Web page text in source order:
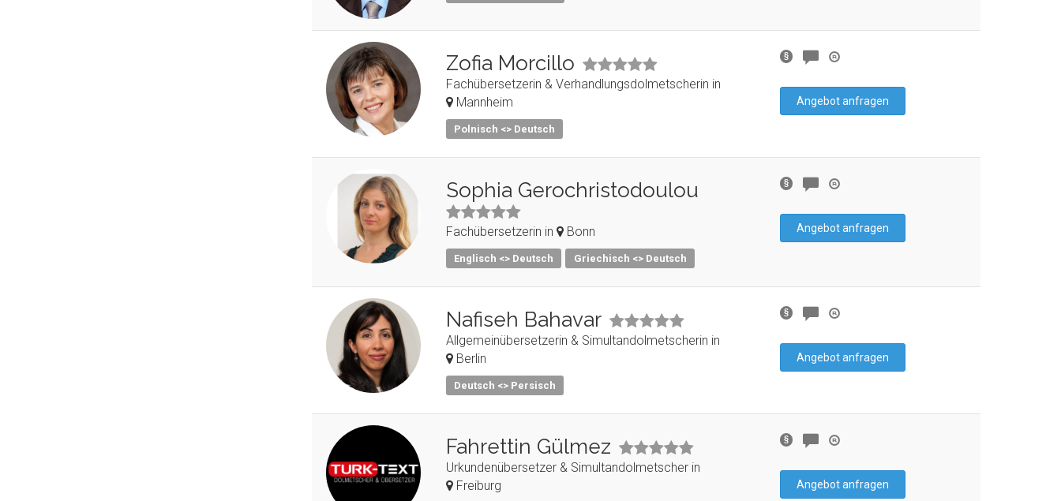
Zofia Morcillo
Fachübersetzerin & Verhandlungsdolmetscherin in
Mannheim
Polnisch <> Deutsch
Angebot anfragen
Sophia Gerochristodoulou
Fachübersetzerin in Bonn
Englisch <> Deutsch Griechisch <> Deutsch
Angebot anfragen
Nafiseh Bahavar
Allgemeinübersetzerin & Simultandolmetscherin in
Berlin
Deutsch <> Persisch
Angebot anfragen
Fahrettin Gülmez
Urkundenübersetzer & Simultandolmetscher in
Freiburg
Angebot anfragen